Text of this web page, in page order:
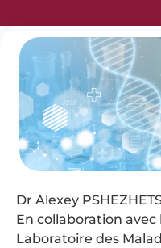
Dr Alexey
En collaboration avec
Laboratoire des